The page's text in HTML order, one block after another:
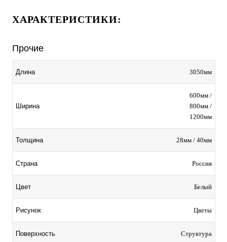
ХАРАКТЕРИСТИКИ:
Прочие
Длина 3050мм
Ширина
600мм /
800мм /
1200мм
Толщина 28мм / 40мм
Страна Россия
Цвет Белый
Рисунок Цветы
Поверхность Структура